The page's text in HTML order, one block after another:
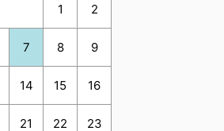
1 2
7 8 9
14 15 16
21 22 23